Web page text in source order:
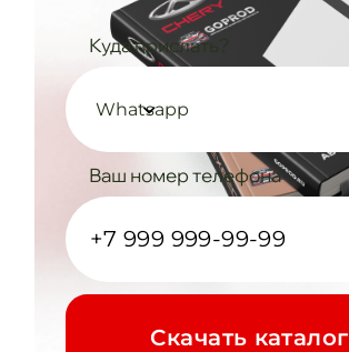
Куда прислать?
Whatsapp
Ваш номер телефона
Cкачать каталог